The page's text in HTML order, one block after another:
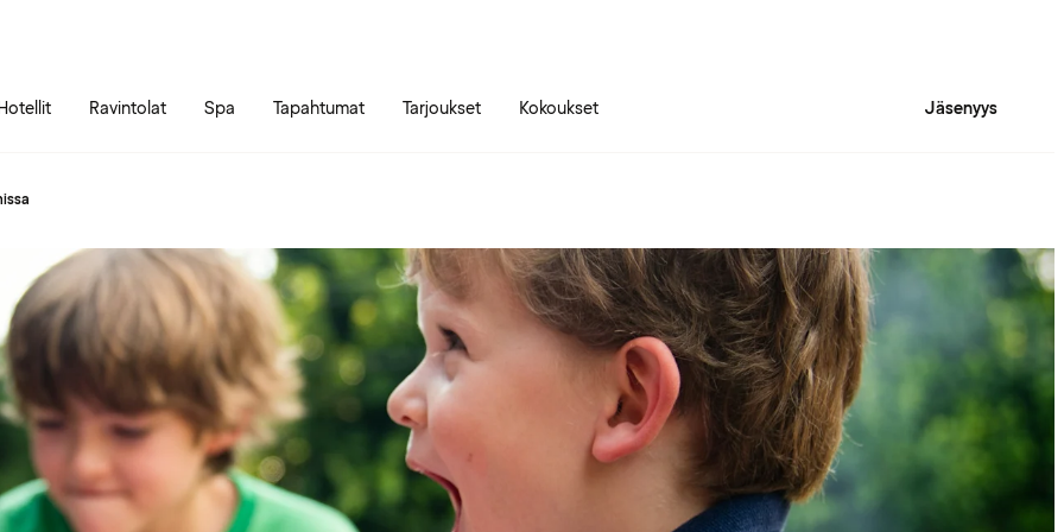
Ravintolat Spa Tapahtumat Tarjoukset Kokoukset Jäsenyys